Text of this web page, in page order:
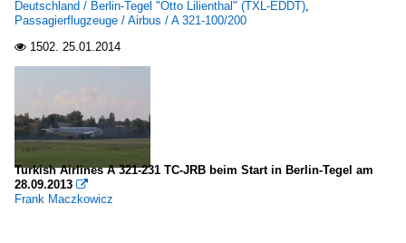
Deutschland / Berlin-Tegel "Otto Lilienthal" (TXL-EDDT),
Passagierflugzeuge / Airbus / A 321-100/200
 1502. 25.01.2014
Turkish Airlines A 321-231 TC-JRB beim Start in Berlin-Tegel am
28.09.2013 
Frank Maczkowicz